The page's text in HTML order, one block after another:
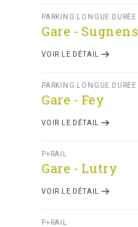
PARKING LONGUE DURÉE
Gare - Sugnens
VOIR LE DÉTAIL
PARKING LONGUE DURÉE
Gare - Fey
VOIR LE DÉTAIL
P+RAIL
Gare - Lutry
VOIR LE DÉTAIL
P+RAIL